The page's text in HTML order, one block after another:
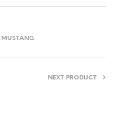
MUSTANG
NEXT PRODUCT